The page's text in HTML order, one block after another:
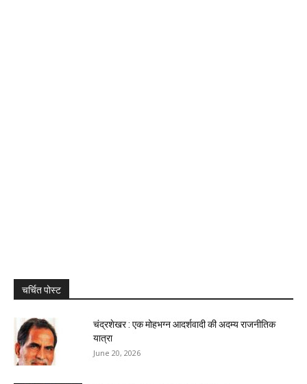
चर्चित पोस्ट
चंद्रशेखर : एक मोहभग्न आदर्शवादी की अदम्य राजनीतिक
यात्रा
June 20, 2026